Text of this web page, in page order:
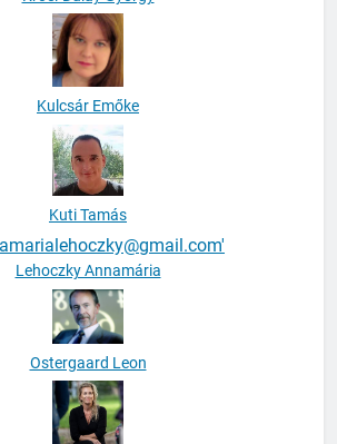
Kröel-Dulay György
Kulcsár Emőke
Kuti Tamás
Lehoczky Annamária
Ostergaard Leon